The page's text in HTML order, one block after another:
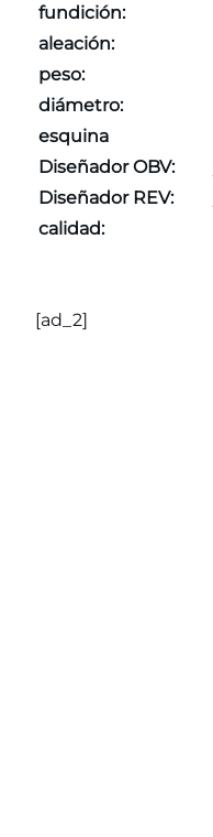
fundición:
aleación:
peso:
diámetro:
esquina
Diseñador OBV:
Diseñador REV:
calidad:
[ad_2]